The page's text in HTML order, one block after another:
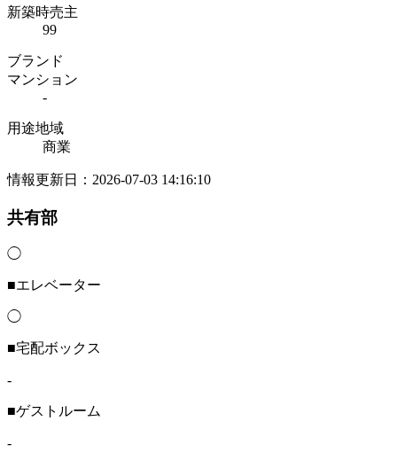
新築時売主
99
ブランド
マンション
-
用途地域
商業
情報更新日：2026-07-03 14:16:10
共有部
◯
■エレベーター
◯
■宅配ボックス
-
■ゲストルーム
-